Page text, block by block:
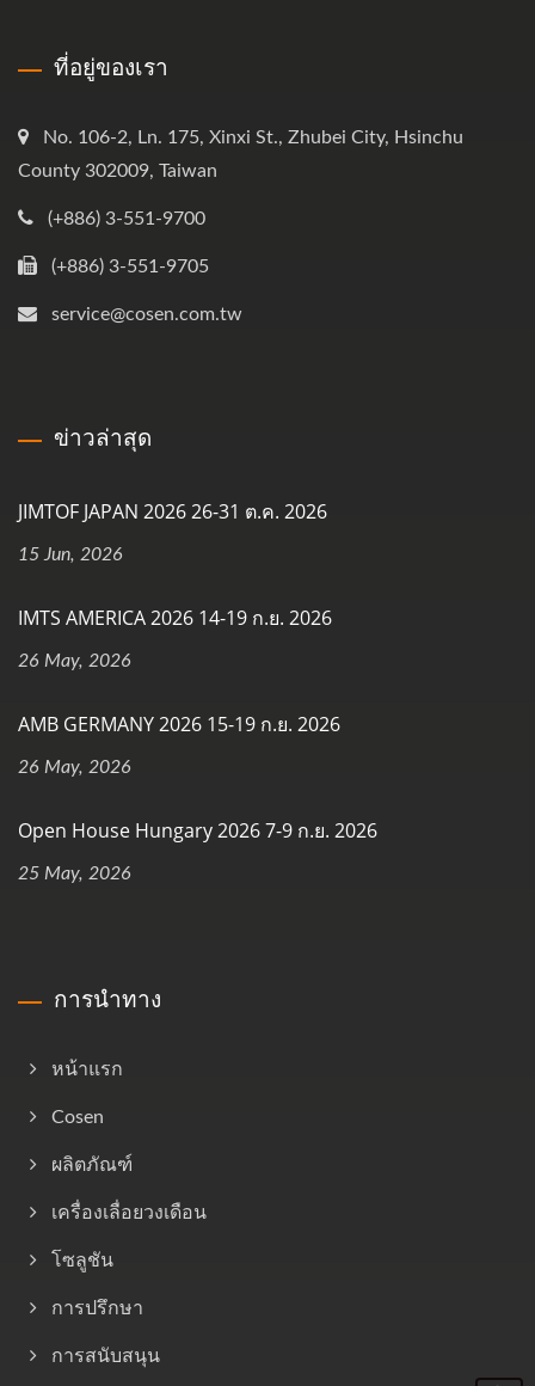
ที่อยู่ของเรา
No. 106-2, Ln. 175, Xinxi St., Zhubei City, Hsinchu
County 302009, Taiwan
(+886) 3-551-9700
(+886) 3-551-9705
service@cosen.com.tw
ข่าวล่าสุด
JIMTOF JAPAN 2026 26-31 ต.ค. 2026
15 Jun, 2026
IMTS AMERICA 2026 14-19 ก.ย. 2026
26 May, 2026
AMB GERMANY 2026 15-19 ก.ย. 2026
26 May, 2026
Open House Hungary 2026 7-9 ก.ย. 2026
25 May, 2026
การนำทาง
หน้าแรก
Cosen
ผลิตภัณฑ์
เครื่องเลื่อยวงเดือน
โซลูชัน
การปรึกษา
การสนับสนุน